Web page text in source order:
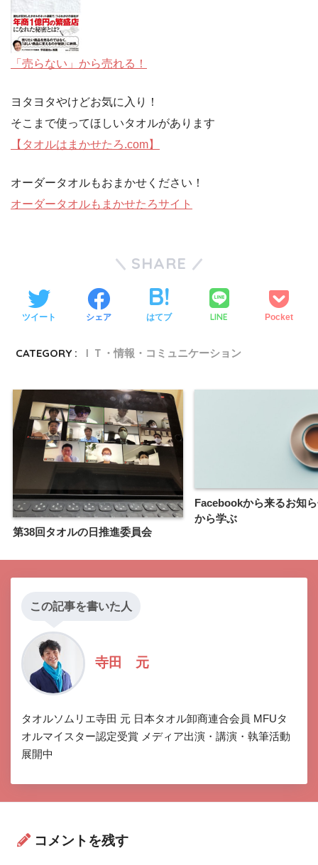
「売らない」から売れる！
ヨタヨタやけどお気に入り！
そこまで使ってほしいタオルがあります
【タオルはまかせたろ.com】
オーダータオルもおまかせください！
オーダータオルもまかせたろサイト
SHARE
ツイート シェア はてブ LINE Pocket
CATEGORY : ＩＴ・情報・コミュニケーション
第38回タオルの日推進委員会
Facebookから来るお知
から学ぶ
この記事を書いた人
寺田 元
タオルソムリエ寺田 元 日本タオル卸商連合会員 MFUタ
オルマイスター認定受賞 メディア出演・講演・執筆活動
展開中
コメントを残す